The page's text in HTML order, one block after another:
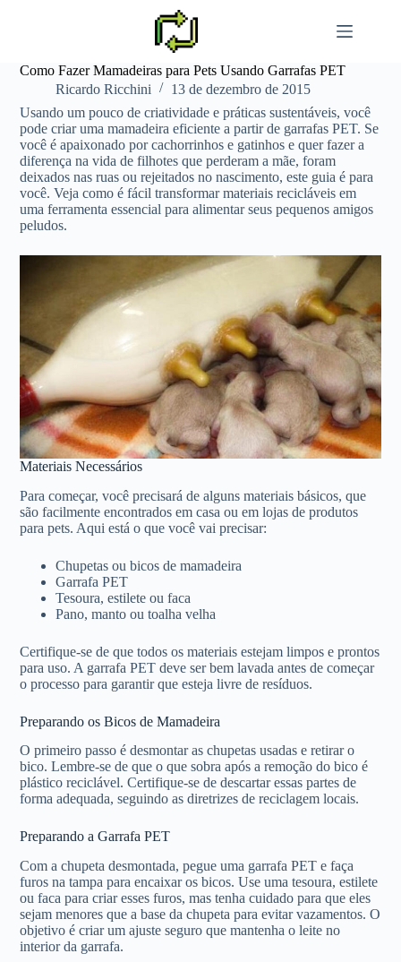
Como Fazer Mamadeiras para Pets Usando Garrafas PET
Ricardo Ricchini
13 de dezembro de 2015
Usando um pouco de criatividade e práticas sustentáveis, você
pode criar uma mamadeira eficiente a partir de garrafas PET. Se
você é apaixonado por cachorrinhos e gatinhos e quer fazer a
diferença na vida de filhotes que perderam a mãe, foram
deixados nas ruas ou rejeitados no nascimento, este guia é para
você. Veja como é fácil transformar materiais recicláveis em
uma ferramenta essencial para alimentar seus pequenos amigos
peludos.
Materiais Necessários
Para começar, você precisará de alguns materiais básicos, que
são facilmente encontrados em casa ou em lojas de produtos
para pets. Aqui está o que você vai precisar:
Chupetas ou bicos de mamadeira
Garrafa PET
Tesoura, estilete ou faca
Pano, manto ou toalha velha
Certifique-se de que todos os materiais estejam limpos e prontos
para uso. A garrafa PET deve ser bem lavada antes de começar
o processo para garantir que esteja livre de resíduos.
Preparando os Bicos de Mamadeira
O primeiro passo é desmontar as chupetas usadas e retirar o
bico. Lembre-se de que o que sobra após a remoção do bico é
plástico reciclável. Certifique-se de descartar essas partes de
forma adequada, seguindo as diretrizes de reciclagem locais.
Preparando a Garrafa PET
Com a chupeta desmontada, pegue uma garrafa PET e faça
furos na tampa para encaixar os bicos. Use uma tesoura, estilete
ou faca para criar esses furos, mas tenha cuidado para que eles
sejam menores que a base da chupeta para evitar vazamentos. O
objetivo é criar um ajuste seguro que mantenha o leite no
interior da garrafa.